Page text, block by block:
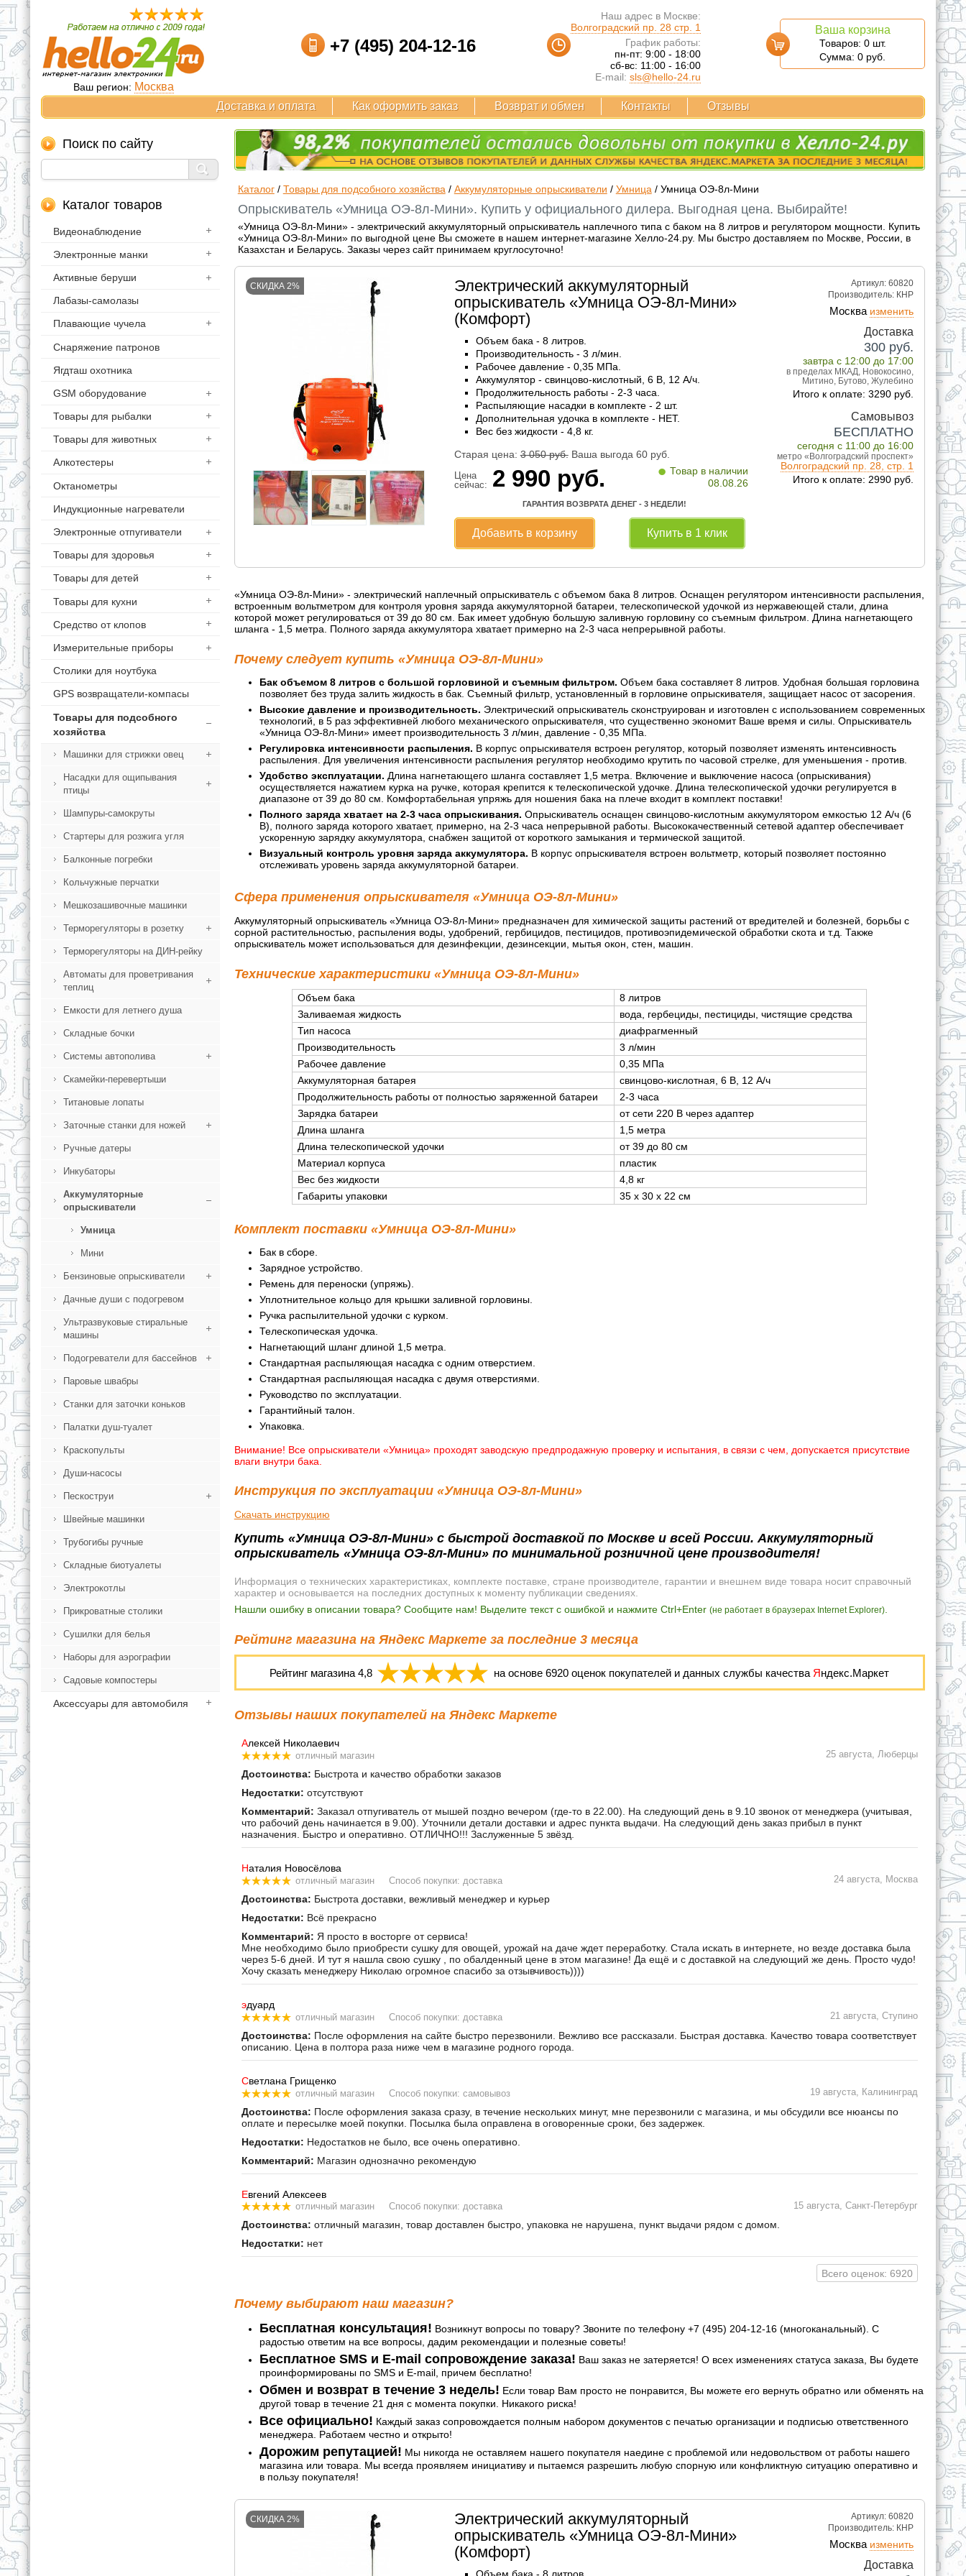
Ваш регион: Москва
+7 (495) 204-12-16
Наш адрес в Москве:
Волгоградский пр. 28 стр. 1
График работы:
пн-пт: 9:00 - 18:00
сб-вс: 11:00 - 16:00
E-mail: sls@hello-24.ru
Ваша корзина
Товаров: 0 шт.
Сумма: 0 руб.
Доставка и оплата Как оформить заказ Возврат и обмен Контакты Отзывы
Поиск по сайту
Каталог товаров
Видеонаблюдение
Электронные манки
Активные беруши
Лабазы-самолазы
Плавающие чучела
Снаряжение патронов
Ягдташ охотника
GSM оборудование
Товары для рыбалки
Товары для животных
Алкотестеры
Октанометры
Индукционные нагреватели
Электронные отпугиватели
Товары для здоровья
Товары для детей
Товары для кухни
Средство от клопов
Измерительные приборы
Столики для ноутбука
GPS возвращатели-компасы
Товары для подсобного
хозяйства
Машинки для стрижки овец
Насадки для ощипывания
птицы
Шампуры-самокруты
Стартеры для розжига угля
Балконные погребки
Кольчужные перчатки
Мешкозашивочные машинки
Терморегуляторы в розетку
Терморегуляторы на ДИН-рейку
Автоматы для проветривания
теплиц
Емкости для летнего душа
Складные бочки
Системы автополива
Скамейки-перевертыши
Титановые лопаты
Заточные станки для ножей
Ручные датеры
Инкубаторы
Аккумуляторные
опрыскиватели
Умница
Мини
Бензиновые опрыскиватели
Дачные души с подогревом
Ультразвуковые стиральные
машины
Подогреватели для бассейнов
Паровые швабры
Станки для заточки коньков
Палатки душ-туалет
Краскопульты
Души-насосы
Пескоструи
Швейные машинки
Трубогибы ручные
Складные биотуалеты
Электрокотлы
Прикроватные столики
Сушилки для белья
Наборы для аэрографии
Садовые компостеры
Аксессуары для автомобиля
Каталог/ Товары для подсобного хозяйства / Аккумуляторные опрыскиватели / Умница / Умница ОЭ-8л-Мини
Опрыскиватель «Умница ОЭ-8л-Мини». Купить у официального дилера. Выгодная цена. Выбирайте!
«Умница ОЭ-8л-Мини» - электрический аккумуляторный опрыскиватель наплечного типа с баком на 8 литров и регулятором мощности. Купить
«Умница ОЭ-8л-Мини» по выгодной цене Вы сможете в нашем интернет-магазине Хелло-24.ру. Мы быстро доставляем по Москве, России, в
Казахстан и Беларусь. Заказы через сайт принимаем круглосуточно!
СКИДКА 2%
Артикул: 60820
Производитель: КНР
Москва изменить
Доставка
300 руб.
завтра с 12:00 до 17:00
в пределах МКАД, Новокосино,
Митино, Бутово, Жулебино
Итого к оплате: 3290 руб.
Самовывоз
БЕСПЛАТНО
сегодня с 11:00 до 16:00
метро «Волгоградский проспект»
Волгоградский пр. 28, стр. 1
Итого к оплате: 2990 руб.
Электрический аккумуляторный
опрыскиватель «Умница ОЭ-8л-Мини»
(Комфорт)
Объем бака - 8 литров.
Производительность - 3 л/мин.
Рабочее давление - 0,35 МПа.
Аккумулятор - свинцово-кислотный, 6 В, 12 А/ч.
Продолжительность работы - 2-3 часа.
Распыляющие насадки в комплекте - 2 шт.
Дополнительная удочка в комплекте - НЕТ.
Вес без жидкости - 4,8 кг.
Старая цена:3 050руб.Ваша выгода 60руб.
Цена
сейчас: 2 990 руб. • Товар в наличии
08.08.26
ГАРАНТИЯ ВОЗВРАТА ДЕНЕГ - 3 НЕДЕЛИ!
Добавить в корзину Купить в 1 клик
«Умница ОЭ-8л-Мини» - электрический наплечный опрыскиватель с объемом бака 8 литров. Оснащен регулятором интенсивности распыления,
встроенным вольтметром для контроля уровня заряда аккумуляторной батареи, телескопической удочкой из нержавеющей стали, длина
которой может регулироваться от 39 до 80 см. Бак имеет удобную большую заливную горловину со съемным фильтром. Длина нагнетающего
шланга - 1,5 метра. Полного заряда аккумулятора хватает примерно на 2-3 часа непрерывной работы.
Почему следует купить «Умница ОЭ-8л-Мини»
Бак объемом 8 литров с большой горловиной и съемным фильтром. Объем бака составляет 8 литров. Удобная большая горловина
позволяет без труда залить жидкость в бак. Съемный фильтр, установленный в горловине опрыскивателя, защищает насос от засорения.
Высокие давление и производительность. Электрический опрыскиватель сконструирован и изготовлен с использованием современных
технологий, в 5 раз эффективней любого механического опрыскивателя, что существенно экономит Ваше время и силы. Опрыскиватель
«Умница ОЭ-8л-Мини» имеет производительность 3 л/мин, давление - 0,35 МПа.
Регулировка интенсивности распыления. В корпус опрыскивателя встроен регулятор, который позволяет изменять интенсивность
распыления. Для увеличения интенсивности распыления регулятор необходимо крутить по часовой стрелке, для уменьшения - против.
Удобство эксплуатации. Длина нагнетающего шланга составляет 1,5 метра. Включение и выключение насоса (опрыскивания)
осуществляется нажатием курка на ручке, которая крепится к телескопической удочке. Длина телескопической удочки регулируется в
диапазоне от 39 до 80 см. Комфортабельная упряжь для ношения бака на плече входит в комплект поставки!
Полного заряда хватает на 2-3 часа опрыскивания. Опрыскиватель оснащен свинцово-кислотным аккумулятором емкостью 12 А/ч (6
В), полного заряда которого хватает, примерно, на 2-3 часа непрерывной работы. Высококачественный сетевой адаптер обеспечивает
ускоренную зарядку аккумулятора, снабжен защитой от короткого замыкания и термической защитой.
Визуальный контроль уровня заряда аккумулятора. В корпус опрыскивателя встроен вольтметр, который позволяет постоянно
отслеживать уровень заряда аккумуляторной батареи.
Сфера применения опрыскивателя «Умница ОЭ-8л-Мини»
Аккумуляторный опрыскиватель «Умница ОЭ-8л-Мини» предназначен для химической защиты растений от вредителей и болезней, борьбы с
сорной растительностью, распыления воды, удобрений, гербицидов, пестицидов, противоэпидемической обработки скота и т.д. Также
опрыскиватель может использоваться для дезинфекции, дезинсекции, мытья окон, стен, машин.
Технические характеристики «Умница ОЭ-8л-Мини»
Объем бака
8 литров
Заливаемая жидкость
вода, гербециды, пестициды, чистящие средства
Тип насоса
диафрагменный
Производительность
3 л/мин
Рабочее давление
0,35 МПа
Аккумуляторная батарея
свинцово-кислотная, 6 В, 12 А/ч
Продолжительность работы от полностью заряженной батареи
2-3 часа
Зарядка батареи
от сети 220 В через адаптер
Длина шланга
1,5 метра
Длина телескопической удочки
от 39 до 80 см
Материал корпуса
пластик
Вес без жидкости
4,8 кг
Габариты упаковки
35 х 30 х 22 см
Комплект поставки «Умница ОЭ-8л-Мини»
Бак в сборе.
Зарядное устройство.
Ремень для переноски (упряжь).
Уплотнительное кольцо для крышки заливной горловины.
Ручка распылительной удочки с курком.
Телескопическая удочка.
Нагнетающий шланг длиной 1,5 метра.
Стандартная распыляющая насадка с одним отверстием.
Стандартная распыляющая насадка с двумя отверстиями.
Руководство по эксплуатации.
Гарантийный талон.
Упаковка.
Внимание! Все опрыскиватели «Умница» проходят заводскую предпродажную проверку и испытания, в связи с чем, допускается присутствие
влаги внутри бака.
Инструкция по эксплуатации «Умница ОЭ-8л-Мини»
Скачать инструкцию
Купить «Умница ОЭ-8л-Мини» с быстрой доставкой по Москве и всей России. Аккумуляторный
опрыскиватель «Умница ОЭ-8л-Мини» по минимальной розничной цене производителя!
Информация о технических характеристиках, комплекте поставке, стране производителе, гарантии и внешнем виде товара носит справочный
характер и основывается на последних доступных к моменту публикации сведениях.
Нашли ошибку в описании товара? Сообщите нам! Выделите текст с ошибкой и нажмите Ctrl+Enter (не работает в браузерах Internet Explorer).
Рейтинг магазина на Яндекс Маркете за последние 3 месяца
Рейтинг магазина 4,8 на основе6920 оценок покупателей и данных службы качества Яндекс.Маркет
Отзывы наших покупателей на Яндекс Маркете
Алексей Николаевич
отличный магазин 25 августа, Люберцы
Достоинства: Быстрота и качество обработки заказов
Недостатки: отсутствуют
Комментарий: Заказал отпугиватель от мышей поздно вечером (где-то в 22.00). На следующий день в 9.10 звонок от менеджера (учитывая,
что рабочий день начинается в 9.00). Уточнили детали доставки и адрес пункта выдачи. На следующий день заказ прибыл в пункт
назначения. Быстро и оперативно. ОТЛИЧНО!!! Заслуженные 5 звёзд.
Наталия Новосёлова
отличный магазин Способ покупки: доставка 24 августа, Москва
Достоинства: Быстрота доставки, вежливый менеджер и курьер
Недостатки: Всё прекрасно
Комментарий: Я просто в восторге от сервиса!
Мне необходимо было приобрести сушку для овощей, урожай на даче ждет переработку. Стала искать в интернете, но везде доставка была
через 5-6 дней. И тут я нашла свою сушку , по обалденный цене в этом магазине! Да ещё и с доставкой на следующий же день. Просто чудо!
Хочу сказать менеджеру Николаю огромное спасибо за отзывчивость))))
эдуард
отличный магазин Способ покупки: доставка 21 августа, Ступино
Достоинства: После оформления на сайте быстро перезвонили. Вежливо все рассказали. Быстрая доставка. Качество товара соответствует
описанию. Цена в полтора раза ниже чем в магазине родного города.
Светлана Грищенко
отличный магазин Способ покупки: самовывоз 19 августа, Калининград
Достоинства: После оформления заказа сразу, в течение нескольких минут, мне перезвонили с магазина, и мы обсудили все нюансы по
оплате и пересылке моей покупки. Посылка была оправлена в оговоренные сроки, без задержек.
Недостатки: Недостатков не было, все очень оперативно.
Комментарий: Магазин однозначно рекомендую
Евгений Алексеев
отличный магазин Способ покупки: доставка 15 августа, Санкт-Петербург
Достоинства: отличный магазин, товар доставлен быстро, упаковка не нарушена, пункт выдачи рядом с домом.
Недостатки: нет
Всего оценок: 6920
Почему выбирают наш магазин?
Бесплатная консультация! Возникнут вопросы по товару? Звоните по телефону +7 (495) 204-12-16 (многоканальный). С
радостью ответим на все вопросы, дадим рекомендации и полезные советы!
Бесплатное SMS и E-mail сопровождение заказа! Ваш заказ не затеряется! О всех изменениях статуса заказа, Вы будете
проинформированы по SMS и E-mail, причем бесплатно!
Обмен и возврат в течение 3 недель! Если товар Вам просто не понравится, Вы можете его вернуть обратно или обменять на
другой товар в течение 21 дня с момента покупки. Никакого риска!
Все официально! Каждый заказ сопровождается полным набором документов с печатью организации и подписью ответственного
менеджера. Работаем честно и открыто!
Дорожим репутацией! Мы никогда не оставляем нашего покупателя наедине с проблемой или недовольством от работы нашего
магазина или товара. Мы всегда проявляем инициативу и пытаемся разрешить любую спорную или конфликтную ситуацию оперативно и
в пользу покупателя!
СКИДКА 2%
Артикул: 60820
Производитель: КНР
Москва изменить
Доставка
Электрический аккумуляторный
опрыскиватель «Умница ОЭ-8л-Мини»
(Комфорт)